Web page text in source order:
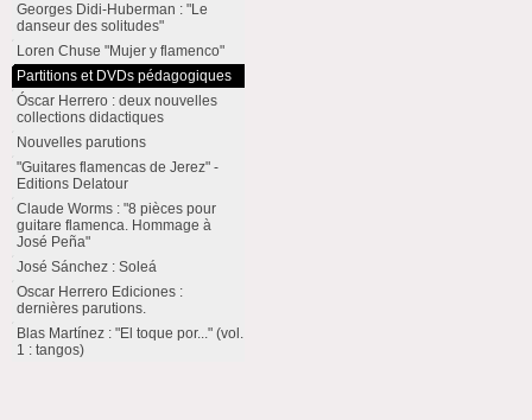
Georges Didi-Huberman : "Le
danseur des solitudes"
Loren Chuse "Mujer y flamenco"
Partitions et DVDs pédagogiques
Óscar Herrero : deux nouvelles
collections didactiques
Nouvelles parutions
"Guitares flamencas de Jerez" -
Editions Delatour
Claude Worms : "8 pièces pour
guitare flamenca. Hommage à
José Peña"
José Sánchez : Soleá
Oscar Herrero Ediciones :
dernières parutions.
Blas Martínez : "El toque por..." (vol.
1 : tangos)